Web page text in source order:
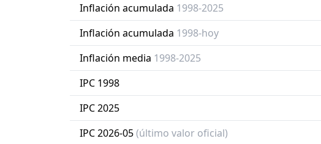
Inflación acumulada 1998-2025
Inflación acumulada 1998-hoy
Inflación media 1998-2025
IPC 1998
IPC 2025
IPC 2026-05(último valor oficial)